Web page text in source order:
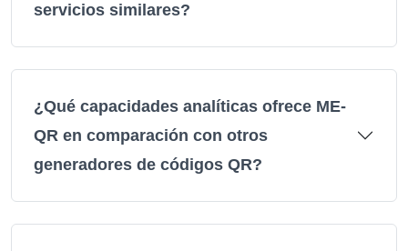
servicios similares?
¿Qué capacidades analíticas ofrece ME-
QR en comparación con otros
generadores de códigos QR?